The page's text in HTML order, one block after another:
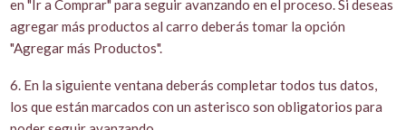
en "Ir a Comprar" para seguir avanzando en el proceso. Si deseas
agregar más productos al carro deberás tomar la opción
"Agregar más Productos".
6. En la siguiente ventana deberás completar todos tus datos,
los que están marcados con un asterisco son obligatorios para